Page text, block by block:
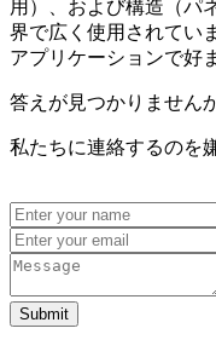
用）、および構造（パ
界で広く使用されてい
アプリケーションで好
答えが見つかりません
私たちに連絡するのを
Submit